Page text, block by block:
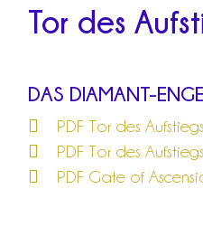
Tor des
DAS DIAMANT-
PDF Tor des
PDF Tor des
PDF Gate of